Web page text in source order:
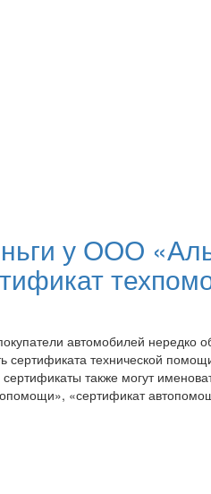
у ООО
автомобилей нередко
сертификата технической
также могут
«сертификат